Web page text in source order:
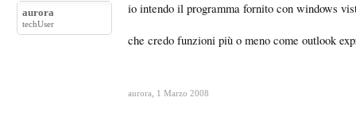
aurora
techUser
io intendo il programma fornito con windows
che credo funzioni più o meno come outlook
aurora 1 Marzo 2008